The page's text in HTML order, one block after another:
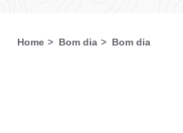
Home Bom dia Bom dia